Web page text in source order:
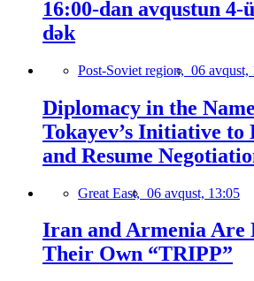
16:00-dan avqustun 4-
dək
Post-Soviet region, 06 avqust,
Diplomacy in the
Tokayev’s Initiative
and Resume
Great East, 06 avqust, 13:05
Iran and Armenia Are
Their Own “TRIPP”